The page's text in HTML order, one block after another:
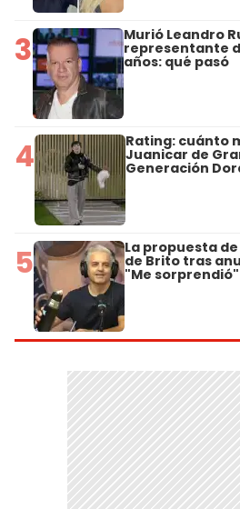
3 Murió Leandro
representante
años: qué pasó
4 Rating: cuánto
Juanicar de
Generación
5 La propuesta
de Brito tras
"Me sorprendió"